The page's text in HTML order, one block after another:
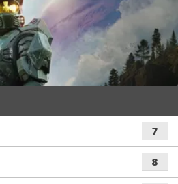
7
8